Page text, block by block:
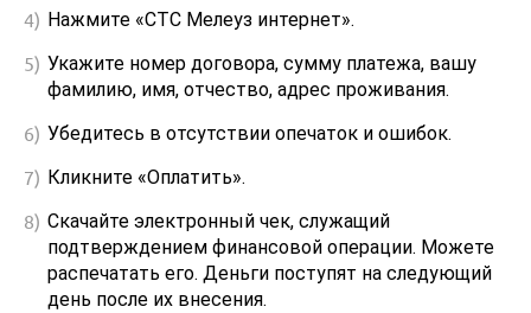
Нажмите «СТС Мелеуз интернет».
Укажите номер договора, сумму платежа, вашу
фамилию, имя, отчество, адрес проживания.
Убедитесь в отсутствии опечаток и ошибок.
Кликните «Оплатить».
Скачайте электронный чек, служащий
подтверждением финансовой операции. Можете
распечатать его. Деньги поступят на следующий
день после их внесения.